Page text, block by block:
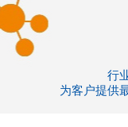
行
为客户提供